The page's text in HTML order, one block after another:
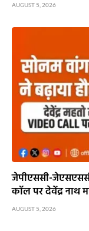
AUGUST 5, 2026
जेपीएससी-
कॉल पर देवेंद्र नाथ
AUGUST 5, 2026